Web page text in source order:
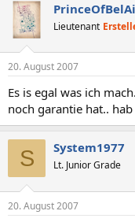
Lieutenant
20. August 2007
Es is egal was ich
noch garantie hat..
S System1977
Lt. Junior Grade
20. August 2007